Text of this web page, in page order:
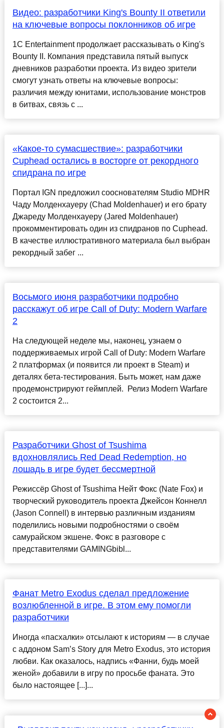
Видео: разработчики King's Bounty II ответили
на ключевые вопросы поклонников об игре
1C Entertainment продолжает рассказывать о King's
Bounty II. Компания представила пятый выпуск
дневников разработки проекта. Из видео зрители
смогут узнать ответы на ключевые вопросы:
различия между юнитами, использование монстров
в битвах, связь с ...
«Какое-то сумасшествие»: разработчики
Cuphead остались в восторге от рекордного
спидрана по игре
Портал IGN предложил сооснователям Studio MDHR
Чаду Молденхауеру (Chad Moldenhauer) и его брату
Джареду Молденхауеру (Jared Moldenhauer)
прокомментировать один из спидранов по Cuphead.
В качестве иллюстративного материала был выбран
рекордный забег ...
Восьмого июня разработчики подробно
расскажут об игре Call of Duty: Modern Warfare
2
На следующей неделе мы, наконец, узнаем о
поддерживаемых игрой Call of Duty: Modern Warfare
2 платформах (и появится ли проект в Steam) и
деталях бета-тестирования. Быть может, нам даже
продемонстрируют геймплей. Релиз Modern Warfare
2 состоится 2...
Разработчики Ghost of Tsushima
вдохновлялись Red Dead Redemption, но
лошадь в игре будет бессмертной
Режиссёр Ghost of Tsushima Нейт Фокс (Nate Fox) и
творческий руководитель проекта Джейсон Коннелл
(Jason Connell) в интервью различным изданиям
поделились новыми подробностями о своём
самурайском экшене. Фокс в разговоре с
представителями GAMINGbibl...
Фанат Metro Exodus сделал предложение
возлюбленной в игре. В этом ему помогли
разработчики
Иногда «пасхалки» отсылают к историям — в случае
с аддоном Sam’s Story для Metro Exodus, это история
любви. Как оказалось, надпись «Фанни, будь моей
женой» добавили в игру по просьбе фаната. Это
было настоящее [...]...